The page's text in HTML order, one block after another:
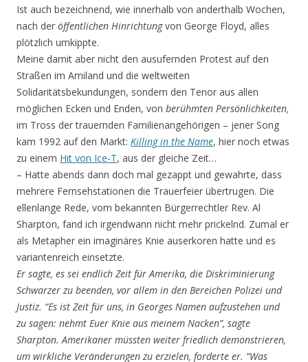
Ist auch bezeichnend, wie innerhalb von anderthalb Wochen,
nach der öffentlichen Hinrichtungvon George Floyd, alles
plötzlich umkippte.
Meine damit aber nicht den ausufernden Protest auf den
Straßen im Amiland und die weltweiten
Solidaritätsbekundungen, sondern den Tenor aus allen
möglichen Ecken und Enden, von berühmten Persönlichkeiten,
im Tross der trauernden Familienangehörigen – jener Song
kam 1992 auf den Markt: Killing in the Name, hier noch etwas
zu einem Hit von Ice-T, aus der gleiche Zeit…
– Hatte abends dann doch mal gezappt und gewahrte, dass
mehrere Fernsehstationen die Trauerfeier übertrugen. Die
ellenlange Rede, vom bekannten Bürgerrechtler Rev. Al
Sharpton, fand ich irgendwann nicht mehr prickelnd. Zumal er
als Metapher ein imaginäres Knie auserkoren hatte und es
variantenreich einsetzte.
Er sagte, es sei endlich Zeit für Amerika, die Diskriminierung
Schwarzer zu beenden, vor allem in den Bereichen Polizei und
Justiz. “Es ist Zeit für uns, in Georges Namen aufzustehen und
zu sagen: nehmt Euer Knie aus meinem Nacken”, sagte
Sharpton. Amerikaner müssten weiter friedlich demonstrieren,
um wirkliche Veränderungen zu erzielen, forderte er. “Was